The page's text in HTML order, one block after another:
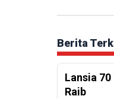
Berita
Lansia
Raib